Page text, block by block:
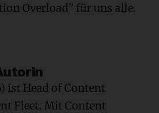
Overload” für uns alle.
ist Head of Content
Fleet. Mit Content